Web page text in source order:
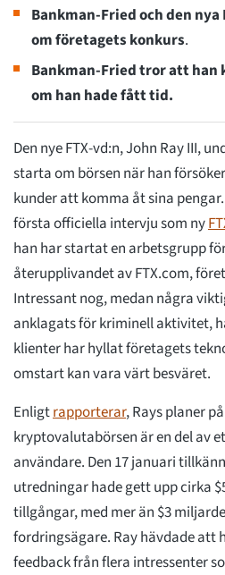
Bankman-Fried och den
om företagets konkurs.
Bankman-Fried tror att han
om han hade fått tid.
Den nye FTX-vd:n, John Ray III,
starta om börsen när han
kunder att komma åt sina
första officiella intervju som ny
han har startat en arbetsgrupp
återupplivandet av FTX.com,
Intressant nog, medan några
anklagats för kriminell aktivitet,
klienter har hyllat företagets
omstart kan vara värt besväret.
Enligtrapporterar, Rays planer
kryptovalutabörsen är en del av
användare. Den 17 januari
utredningar hade gett upp cirka
tillgångar, med mer än $3
fordringsägare. Ray hävdade att
feedback från flera intressenter